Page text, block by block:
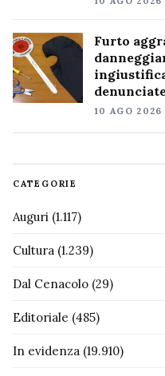
Furto
10 AGO 2026
CATEGORIE
Auguri (1.117)
Cultura (1.239)
Dal Cenacolo (29)
Editoriale (485)
In evidenza (19.910)